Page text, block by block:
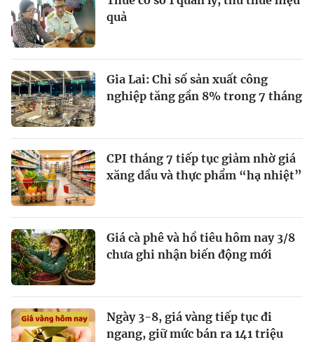
quả
Gia Lai: Chỉ số sản xuất công
nghiệp tăng gần 8% trong 7 tháng
CPI tháng 7 tiếp tục giảm nhờ giá
xăng dầu và thực phẩm “hạ nhiệt”
Giá cà phê và hồ tiêu hôm nay 3/8
chưa ghi nhận biến động mới
Ngày 3-8, giá vàng tiếp tục đi
ngang, giữ mức bán ra 141 triệu